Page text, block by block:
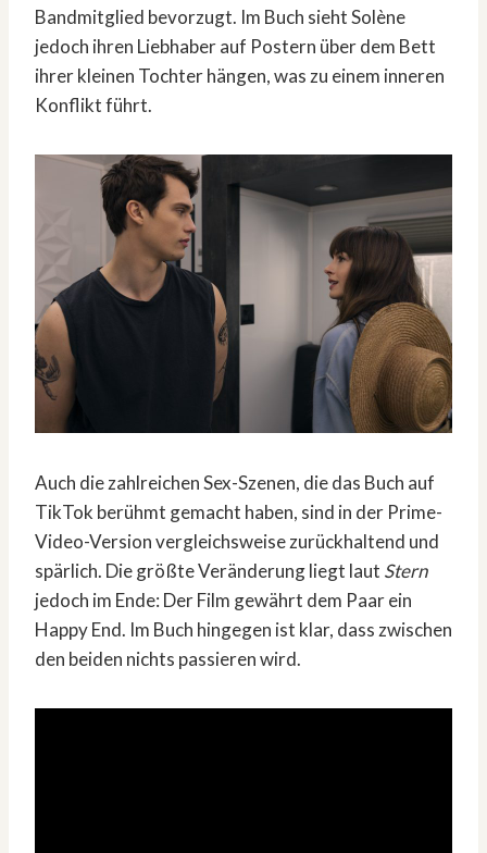
Bandmitglied bevorzugt. Im Buch sieht Solène
jedoch ihren Liebhaber auf Postern über dem Bett
ihrer kleinen Tochter hängen, was zu einem inneren
Konflikt führt.
Auch die zahlreichen Sex-Szenen, die das Buch auf
TikTok berühmt gemacht haben, sind in der Prime-
Video-Version vergleichsweise zurückhaltend und
spärlich. Die größte Veränderung liegt laut Stern
jedoch im Ende: Der Film gewährt dem Paar ein
Happy End. Im Buch hingegen ist klar, dass zwischen
den beiden nichts passieren wird.